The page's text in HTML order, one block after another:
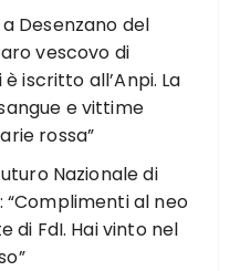
Desenzano del
vescovo di
è iscritto all’Anpi. La
e vittime
rossa”
Nazionale di
“Complimenti al neo
di FdI. Hai vinto nel